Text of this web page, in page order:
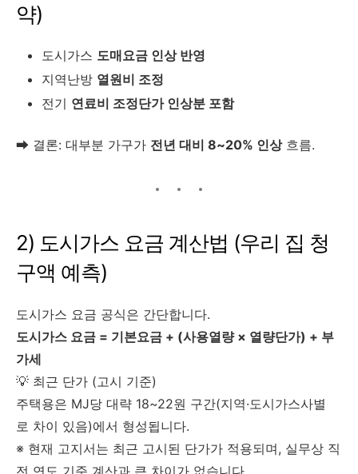
약)
도시가스 도매요금 인상 반영
지역난방 열원비 조정
전기 연료비 조정단가 인상분 포함
➡ 결론: 대부분 가구가 전년 대비 8~20% 인상흐름.
2) 도시가스 요금 계산법 (우리 집 청
구액 예측)
도시가스 요금 공식은 간단합니다.
도시가스 요금 = 기본요금 + (사용열량 × 열량단가) + 부
가세
💡 최근 단가 (고시 기준)
주택용은 MJ당 대략 18~22원 구간(지역·도시가스사별
로 차이 있음)에서 형성됩니다.
※ 현재 고지서는 최근 고시된 단가가 적용되며, 실무상 직
전 연도 기준 계산과 큰 차이가 없습니다.